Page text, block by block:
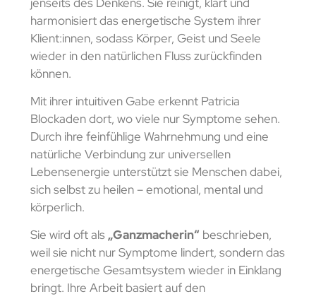
harmonisiert das energetische System ihrer
Klient:innen, sodass Körper, Geist und Seele
wieder in den natürlichen Fluss zurückfinden
können.
Mit ihrer intuitiven Gabe erkennt Patricia
Blockaden dort, wo viele nur Symptome sehen.
Durch ihre feinfühlige Wahrnehmung und eine
natürliche Verbindung zur universellen
Lebensenergie unterstützt sie Menschen dabei,
sich selbst zu heilen – emotional, mental und
körperlich.
Sie wird oft als „Ganzmacherin“ beschrieben,
weil sie nicht nur Symptome lindert, sondern das
energetische Gesamtsystem wieder in Einklang
bringt. Ihre Arbeit basiert auf den